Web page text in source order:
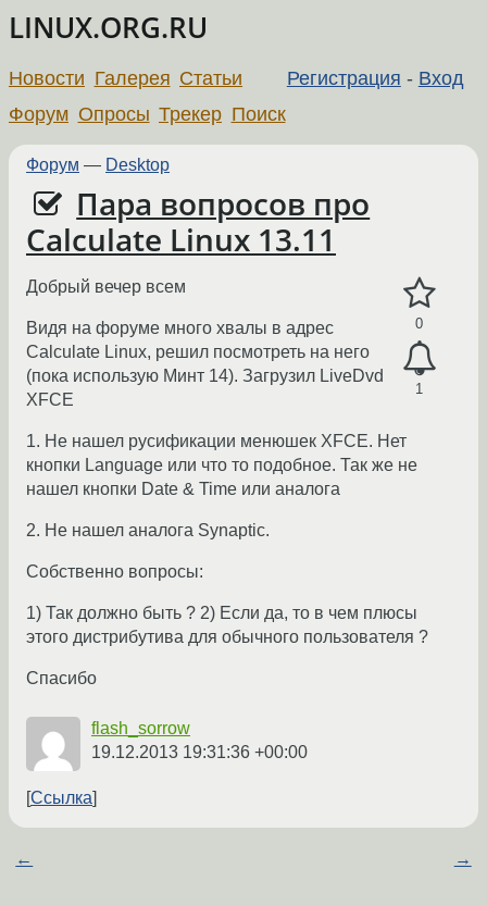
LINUX.ORG.RU
Регистрация - Вход
Новости Галерея Статьи
Форум Опросы Трекер Поиск
Форум — Desktop
Пара вопросов про
Calculate Linux 13.11
0
1
Добрый вечер всем
Видя на форуме много хвалы в адрес
Calculate Linux, решил посмотреть на него
(пока использую Минт 14). Загрузил LiveDvd
XFCE
1. Не нашел русификации менюшек XFCE. Нет
кнопки Language или что то подобное. Так же не
нашел кнопки Date & Time или аналога
2. Не нашел аналога Synaptic.
Собственно вопросы:
1) Так должно быть ? 2) Если да, то в чем плюсы
этого дистрибутива для обычного пользователя ?
Спасибо
flash_sorrow
19.12.2013 19:31:36 +00:00
Ссылка
← →